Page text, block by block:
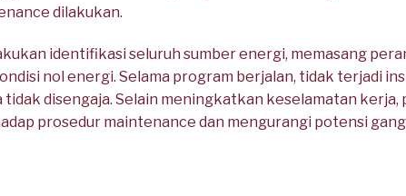
dilakukan.
identifikasi seluruh sumber energi, memasang
nol energi. Selama program berjalan, tidak terjadi
disengaja. Selain meningkatkan keselamatan kerja,
prosedur maintenance dan mengurangi potensi